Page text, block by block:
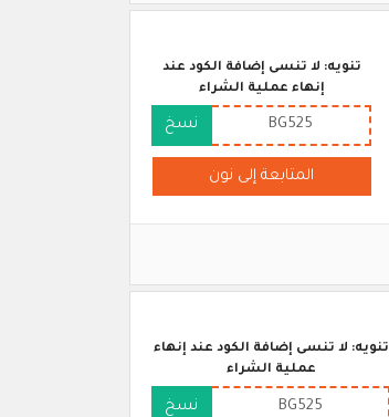
تنويه: لا تنسى إضافة الكود عند
إنهاء عملية الشراء
BG525 نسخ
المتابعة إلى نون
تنويه: لا تنسى إضافة الكود عند إنهاء
عملية الشراء
BG525 نسخ